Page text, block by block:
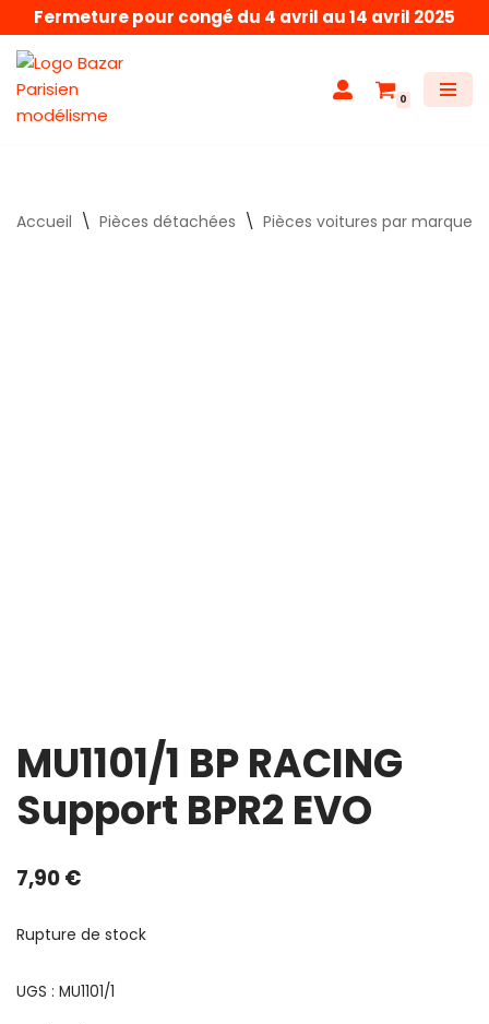
Aller
au
contenu
Fermeture pour congé du 4 avril au 14 avril 2025
0
Accueil \ Pièces détachées \ Pièces voitures par marque
MU1101/1 BP RACING
Support BPR2 EVO
7,90€
Rupture de stock
UGS : MU1101/1